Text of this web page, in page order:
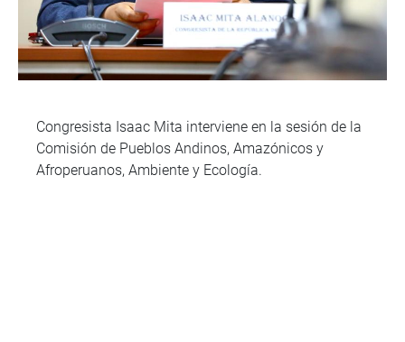
Congresista Isaac Mita interviene en la sesión de la
Comisión de Pueblos Andinos, Amazónicos y
Afroperuanos, Ambiente y Ecología.